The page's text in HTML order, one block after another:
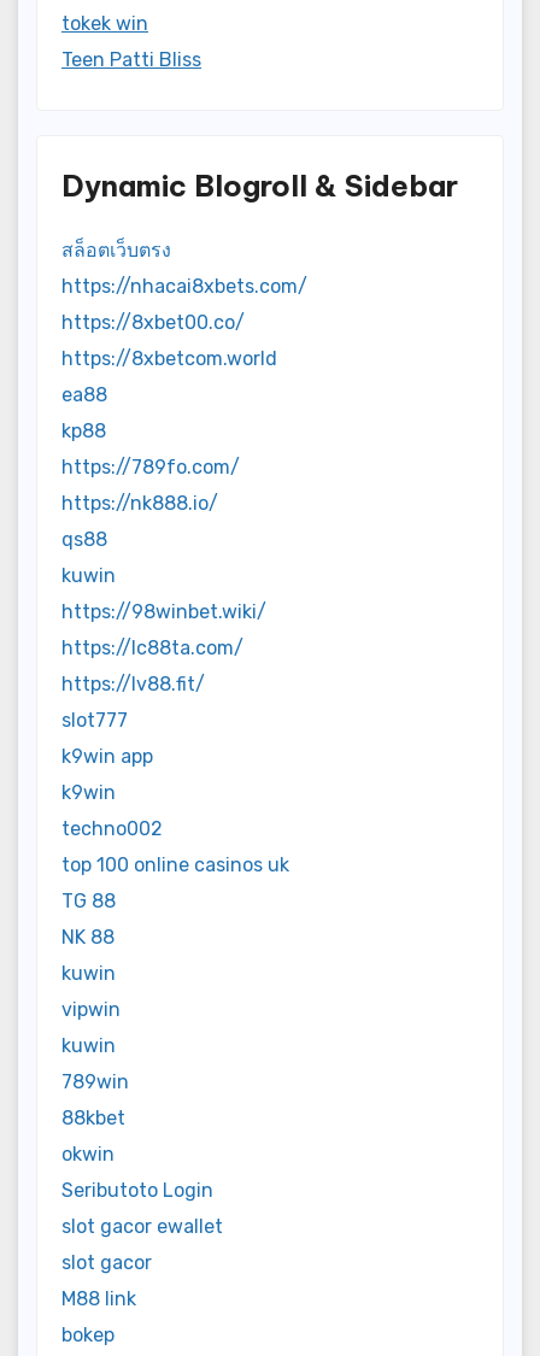
tokek win
Teen Patti Bliss
Dynamic Blogroll & Sidebar
สล็อตเว็บตรง
https://nhacai8xbets.com/
https://8xbet00.co/
https://8xbetcom.world
ea88
kp88
https://789fo.com/
https://nk888.io/
qs88
kuwin
https://98winbet.wiki/
https://lc88ta.com/
https://lv88.fit/
slot777
k9win app
k9win
techno002
top 100 online casinos uk
TG 88
NK 88
kuwin
vipwin
kuwin
789win
88kbet
okwin
Seributoto Login
slot gacor ewallet
slot gacor
M88 link
bokep